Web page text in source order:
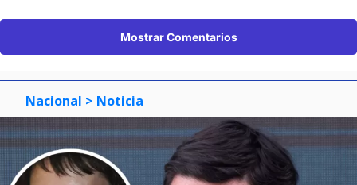
Mostrar Comentarios
Nacional > Noticia